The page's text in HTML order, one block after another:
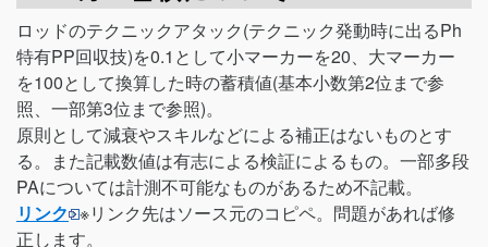
ロッドのテクニックアタック(テクニック発動時に出るPh
特有PP回収技)を0.1として小マーカーを20、大マーカー
を100として換算した時の蓄積値(基本小数第2位まで参
照、一部第3位まで参照)。
原則として減衰やスキルなどによる補正はないものとす
る。また記載数値は有志による検証によるもの。一部多段
PAについては計測不可能なものがあるため不記載。
リンク ※リンク先はソース元のコピペ。問題があれば修
正します。